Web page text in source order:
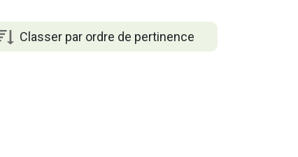
Classer par ordre de pertinence